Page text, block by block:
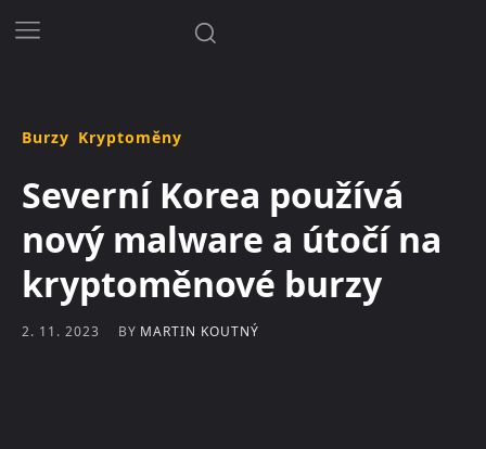
Burzy Kryptoměny
Severní Korea používá
nový malware a útočí na
kryptoměnové burzy
2. 11. 2023 BY MARTIN KOUTNÝ